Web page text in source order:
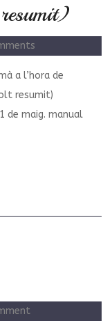
a l’hora de
resumit)
de maig. manual